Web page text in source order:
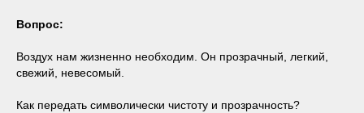
Вопрос:
Воздух нам жизненно необходим. Он прозрачный, легкий,
свежий, невесомый.
Как передать символически чистоту и прозрачность?